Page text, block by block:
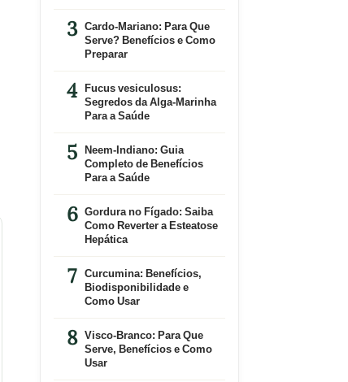
Cardo-Mariano: Para Que
Serve? Benefícios e Como
Preparar
Fucus vesiculosus:
Segredos da Alga-Marinha
Para a Saúde
Neem-Indiano: Guia
Completo de Benefícios
Para a Saúde
Gordura no Fígado: Saiba
Como Reverter a Esteatose
Hepática
Curcumina: Benefícios,
Biodisponibilidade e
Como Usar
Visco-Branco: Para Que
Serve, Benefícios e Como
Usar